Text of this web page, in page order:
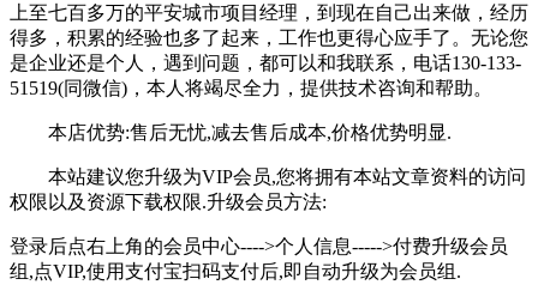
上至七百多万的平安城市项目经理，到现在自己出来做，经历
得多，积累的经验也多了起来，工作也更得心应手了。无论您
是企业还是个人，遇到问题，都可以和我联系，电话130-133-
51519(同微信)，本人将竭尽全力，提供技术咨询和帮助。
本店优势:售后无忧,减去售后成本,价格优势明显.
本站建议您升级为VIP会员,您将拥有本站文章资料的访问
权限以及资源下载权限.升级会员方法:
登录后点右上角的会员中心---->个人信息----->付费升级会员
组,点VIP,使用支付宝扫码支付后,即自动升级为会员组.